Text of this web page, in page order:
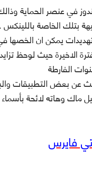
في عنصر الحماية
بتلك الخاصة
يمكن ان الخصها
الاخيرة حيث لوحظ
الفارطة
عن بعض التطبيقات
ماك وهاته لائحة
فايرس